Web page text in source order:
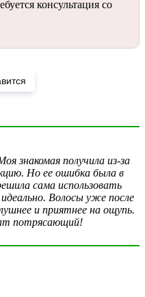
консультация со
знакомая получила из-за
Но ее ошибка была в
сама использовать
Волосы уже после
и приятнее на ощупь.
потрясающий!